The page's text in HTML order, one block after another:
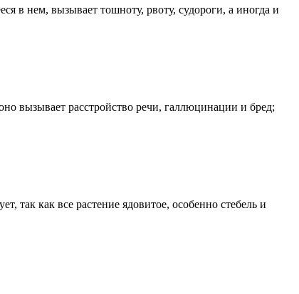
в нем, вызывает тошноту, рвоту, судороги, а иногда и
вызывает расстройство речи, галлюцинации и бред;
так как все растение ядовитое, особенно стебель и